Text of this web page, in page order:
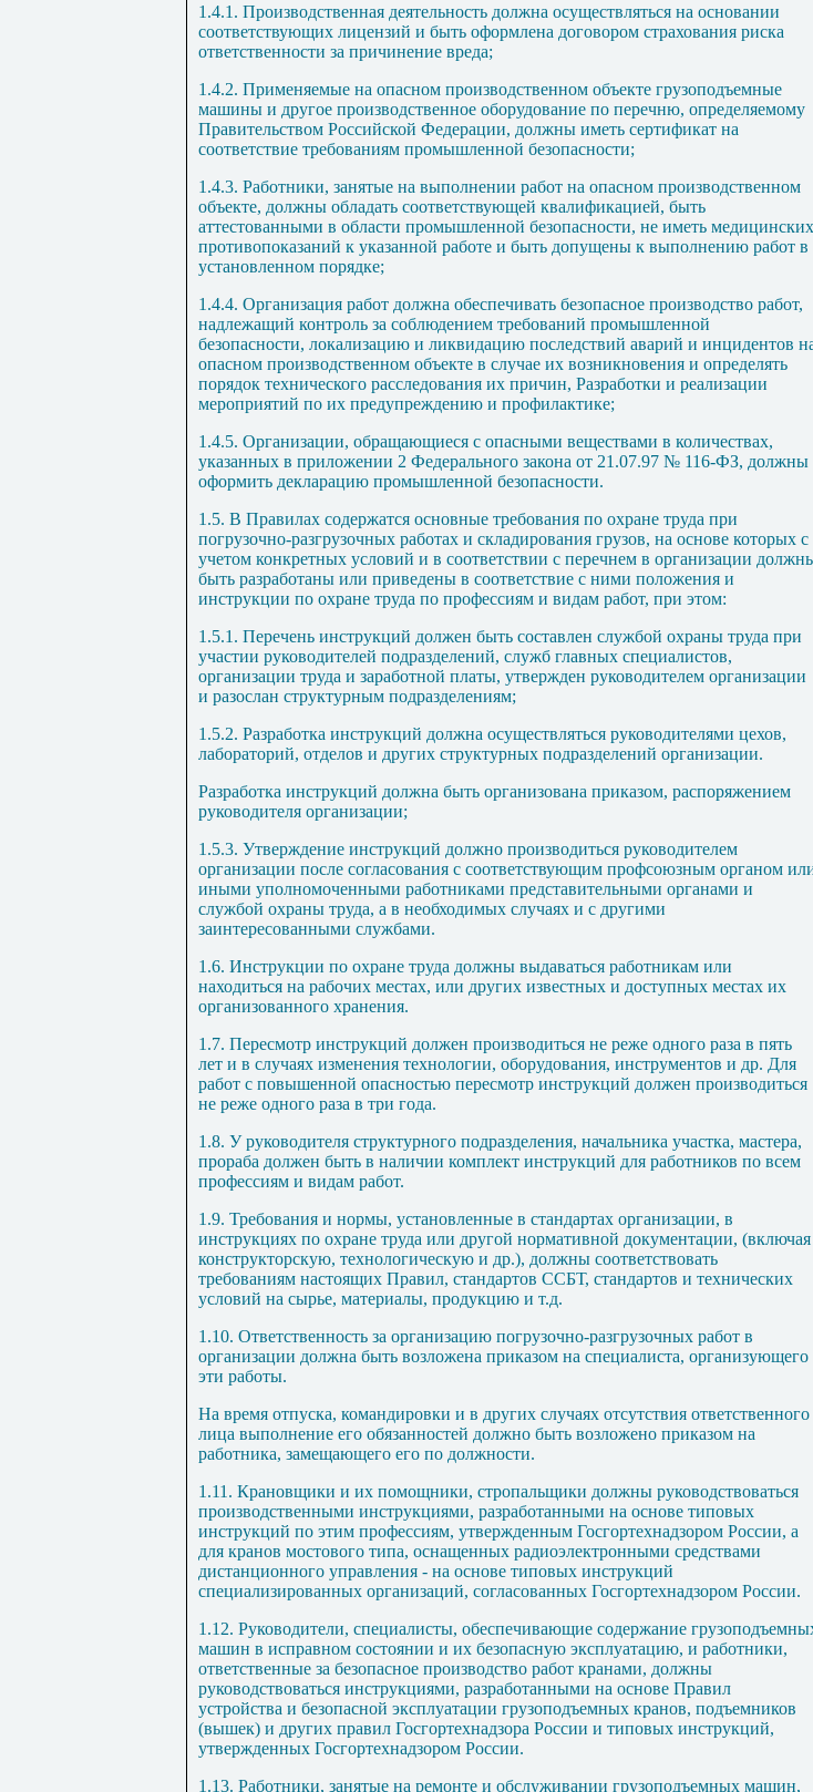
1.4.1 . Производственная деятельность должна осуществляться на основании
соответствующих лицензий и быть оформлена договором страхования риска
ответственности за причинение вреда;
1.4.2. Применяемые на опасном производственном объекте грузоподъемные
машины и другое производственное оборудование по перечню, определяемому
Правительством Российской Федерации, должны иметь сертификат на
соответствие требованиям промышленной безопасности;
1.4.3. Работники, занятые на выполнении работ на опасном производственном
объекте, должны обладать соответствующей квалификацией, быть
аттестованными в области промышленной безопасности, не иметь медицинских
противопоказаний к указанной работе и быть допущены к выполнению работ в
установленном порядке;
1.4.4. Организация работ должна обеспечивать безопасное производство работ,
надлежащий контроль за соблюдением требований промышленной
безопасности, локализацию и ликвидацию последствий аварий и инцидентов
опасном производственном объекте в случае их возникновения и определять
порядок технического расследования их причин, Разработки и реализации
мероприятий по их предупреждению и профилактике;
1.4.5. Организации, обращающиеся с опасными веществами в количествах,
указанных в приложении 2 Федерального закона от 21.07.97 № 116-ФЗ, должны
оформить декларацию промышленной безопасности.
1.5. В Правилах содержатся основные требования по охране труда при
погрузочно-разгрузочных работах и складирования грузов, на основе которых с
учетом конкретных условий и в соответствии с перечнем в организации
быть разработаны или приведены в соответствие с ними положения и
инструкции по охране труда по профессиям и видам работ, при этом:
1.5.1 . Перечень инструкций должен быть составлен службой охраны труда при
участии руководителей подразделений, служб главных специалистов,
организации труда и заработной платы, утвержден руководителем организации
и разослан структурным подразделениям;
1.5.2. Разработка инструкций должна осуществляться руководителями цехов,
лабораторий, отделов и других структурных подразделений организации.
Разработка инструкций должна быть организована приказом, распоряжением
руководителя организации;
1.5.3. Утверждение инструкций должно производиться руководителем
организации после согласования с соответствующим профсоюзным органом
иными уполномоченными работниками представительными органами и
службой охраны труда, а в необходимых случаях и с другими
заинтересованными службами.
1.6. Инструкции по охране труда должны выдаваться работникам или
находиться на рабочих местах, или других известных и доступных местах их
организованного хранения.
1.7. Пересмотр инструкций должен производиться не реже одного раза в пять
лет и в случаях изменения технологии, оборудования, инструментов и др. Для
работ с повышенной опасностью пересмотр инструкций должен производиться
не реже одного раза в три года.
1.8. У руководителя структурного подразделения, начальника участка, мастера,
прораба должен быть в наличии комплект инструкций для работников по всем
профессиям и видам работ.
1.9. Требования и нормы, установленные в стандартах организации, в
инструкциях по охране труда или другой нормативной документации, (включая
конструкторскую, технологическую и др.), должны соответствовать
требованиям настоящих Правил, стандартов ССБТ, стандартов и технических
условий на сырье, материалы, продукцию и т.д.
1.10. Ответственность за организацию погрузочно-разгрузочных работ в
организации должна быть возложена приказом на специалиста, организующего
эти работы.
На время отпуска, командировки и в других случаях отсутствия ответственного
лица выполнение его обязанностей должно быть возложено приказом на
работника, замещающего его по должности.
1.11 . Крановщики и их помощники, стропальщики должны руководствоваться
производственными инструкциями, разработанными на основе типовых
инструкций по этим профессиям, утвержденным Госгортехнадзором России, а
для кранов мостового типа, оснащенных радиоэлектронными средствами
дистанционного управления - на основе типовых инструкций
специализированных организаций, согласованных Госгортехнадзором России.
1.12. Руководители, специалисты, обеспечивающие содержание
машин в исправном состоянии и их безопасную эксплуатацию, и работники,
ответственные за безопасное производство работ кранами, должны
руководствоваться инструкциями, разработанными на основе Правил
устройства и безопасной эксплуатации грузоподъемных кранов, подъемников
(вышек) и других правил Госгортехнадзора России и типовых инструкций,
утвержденных Госгортехнадзором России.
1.13. Работники, занятые на ремонте и обслуживании грузоподъемных машин,